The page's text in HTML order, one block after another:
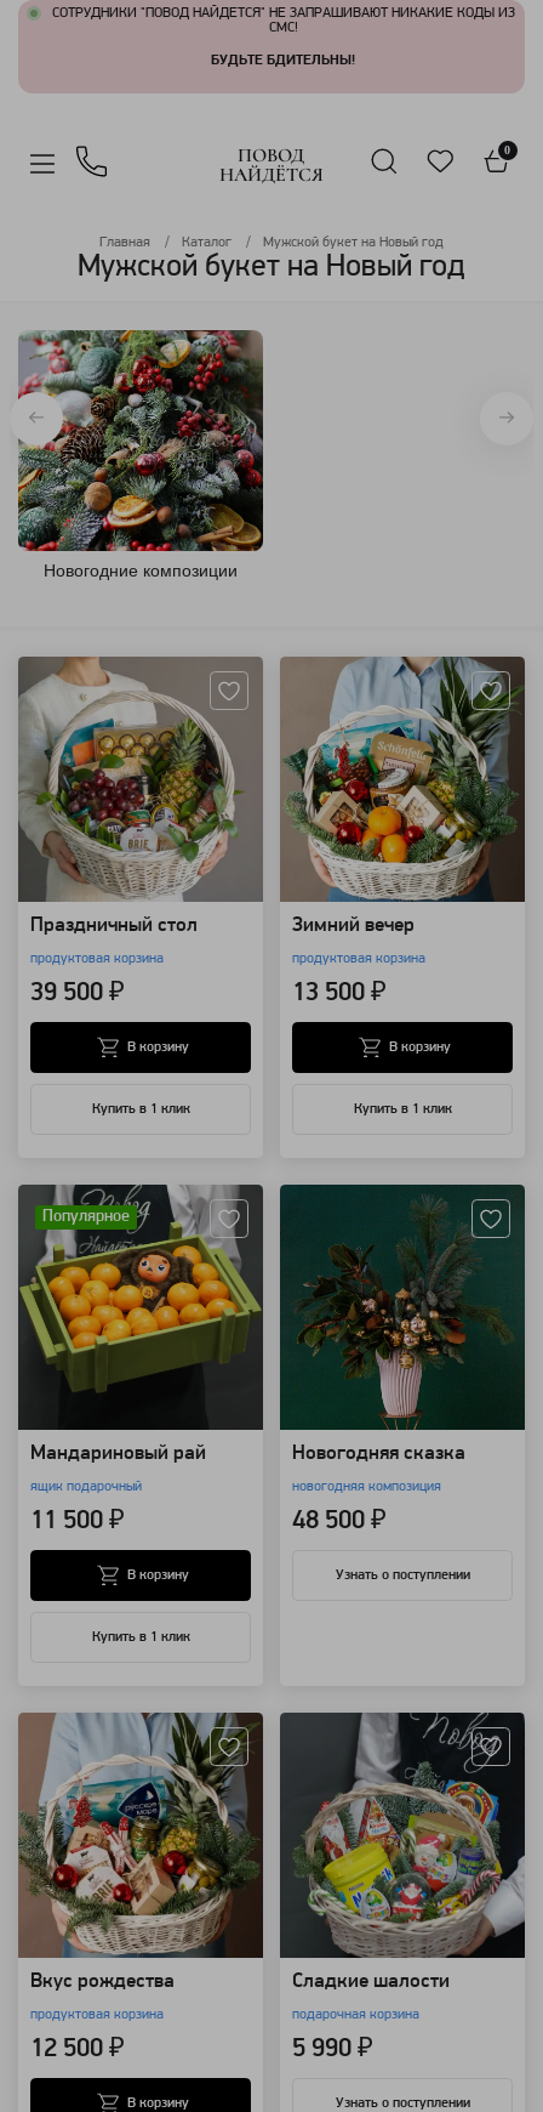
СОТРУДНИКИ "ПОВОД НАЙДЕТСЯ" НЕ ЗАПРАШИВАЮТ НИКАКИЕ КОДЫ ИЗ
СМС!
БУДЬТЕ БДИТЕЛЬНЫ!
ПОВОД
НАЙДЁТСЯ
0
Главная Каталог Мужской букет на Новый год
Мужской букет на Новый год
Новогодние композиции
Праздничный стол
продуктовая корзина
39 500 ₽
Купить в 1 клик
В корзину
Зимний вечер
продуктовая корзина
13 500 ₽
Купить в 1 клик
В корзину
Популярное
Мандариновый рай
ящик подарочный
11 500 ₽
Купить в 1 клик
В корзину
Новогодняя сказка
новогодняя композиция
48 500 ₽
Узнать о поступлении
Вкус рождества
продуктовая корзина
12 500 ₽
В корзину
Сладкие шалости
подарочная корзина
5 990 ₽
Узнать о поступлении